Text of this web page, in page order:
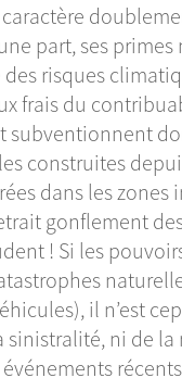
part, ses
risques
frais du
subventionnent
construites
dans les
gonflement
! Si les
il n’est
ni de